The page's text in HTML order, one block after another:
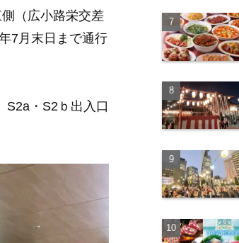
（広小路栄交差
7月末日まで通行
S2a・S2ｂ出入口